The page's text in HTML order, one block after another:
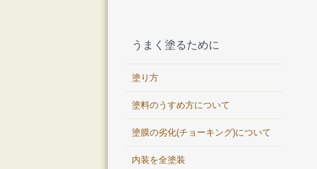
うまく塗るために
塗り方
塗料のうすめ方について
塗膜の劣化(チョーキング)について
内装を全塗装